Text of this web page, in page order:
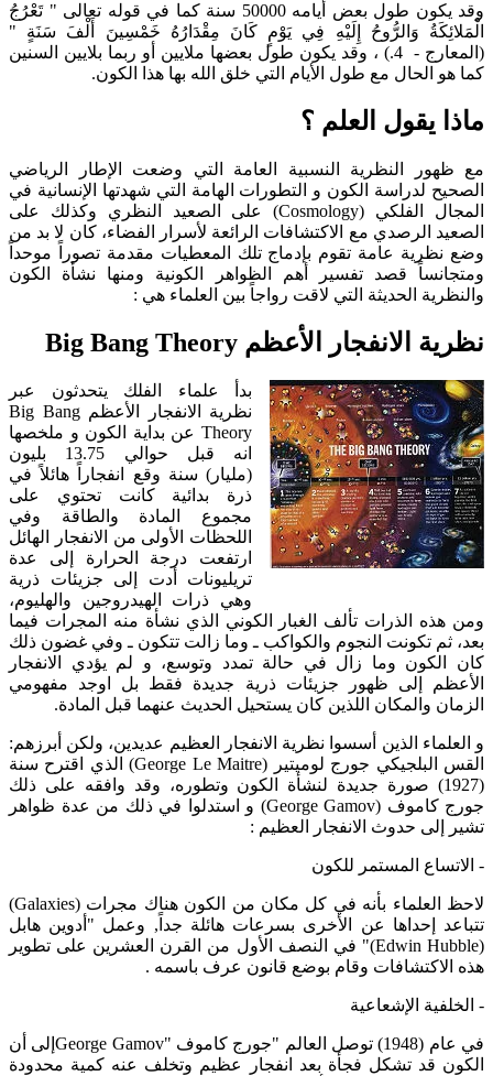
وقد يكون طول بعض أيامه 50000 سنة كما في قوله تعالى " تَعْرُجُ
الْمَلائِكَةُ وَالرُّوحُ إِلَيْهِ فِي يَوْمٍ كَانَ مِقْدَارُهُ خَمْسِينَ أَلْفَ سَنَةٍ "
(المعارج - 4.) ، وقد يكون طول بعضها ملايين أو ربما بلايين السنين
كما هو الحال مع طول الأيام التي خلق الله بها هذا الكون.
ماذا يقول العلم ؟
مع ظهور النظرية النسبية العامة التي وضعت الإطار الرياضي
الصحيح لدراسة الكون و التطورات الهامة التي شهدتها الإنسانية في
المجال الفلكي (Cosmology) على الصعيد النظري وكذلك على
الصعيد الرصدي مع الاكتشافات الرائعة لأسرار الفضاء، كان لا بد من
وضع نظرية عامة تقوم بإدماج تلك المعطيات مقدمة تصوراً موحداً
ومتجانساً قصد تفسير أهم الظواهر الكونية ومنها نشأة الكون
والنظرية الحديثة التي لاقت رواجاً بين العلماء هي :
نظرية الانفجار الأعظم Big Bang Theory
بدأ علماء الفلك يتحدثون عبر
نظرية الانفجار الأعظم Big Bang
Theory عن بداية الكون و ملخصها
انه قبل حوالي 13.75 بليون
(مليار) سنة وقع انفجاراً هائلاً في
ذرة بدائية كانت تحتوي على
مجموع المادة والطاقة وفي
اللحظات الأولى من الانفجار الهائل
ارتفعت درجة الحرارة إلى عدة
تريليونات أدت إلى جزيئات ذرية
وهي ذرات الهيدروجين والهليوم،
ومن هذه الذرات تألف الغبار الكوني الذي نشأة منه المجرات فيما
بعد، ثم تكونت النجوم والكواكب ـ وما زالت تتكون ـ وفي غضون ذلك
كان الكون وما زال في حالة تمدد وتوسع، و لم يؤدي الانفجار
الأعظم إلى ظهور جزيئات ذرية جديدة فقط بل اوجد مفهومي
الزمان والمكان اللذين كان يستحيل الحديث عنهما قبل المادة.
و العلماء الذين أسسوا نظرية الانفجار العظيم عديدين، ولكن أبرزهم:
القس البلجيكي جورج لوميتير (George Le Maitre) الذي اقترح سنة
(1927) صورة جديدة لنشأة الكون وتطوره، وقد وافقه على ذلك
جورج كاموف (George Gamov) و استدلوا في ذلك من عدة ظواهر
تشير إلى حدوث الانفجار العظيم :
- الاتساع المستمر للكون
لاحظ العلماء بأنه في كل مكان من الكون هناك مجرات (Galaxies)
تتباعد إحداها عن الأخرى بسرعات هائلة جداً, وعمل "أدوين هابل
(Edwin Hubble)" في النصف الأول من القرن العشرين على تطوير
هذه الاكتشافات وقام بوضع قانون عرف باسمه .
- الخلفية الإشعاعية
في عام (1948) توصل العالم "جورج كاموف "George Gamovإلى أن
الكون قد تشكل فجأة بعد انفجار عظيم وتخلف عنه كمية محدودة